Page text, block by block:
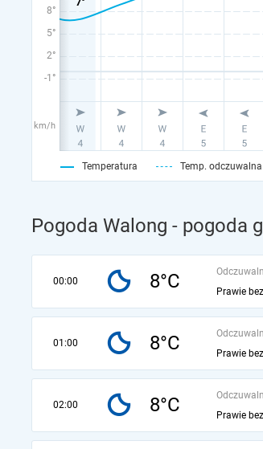
8°
5°
2°
-1°
km/h
Temperatura Temp. odczuwalna
Pogoda Walong - pogoda
00:00 8°C
Prawie
01:00 8°C
Prawie
02:00 8°C
Prawie